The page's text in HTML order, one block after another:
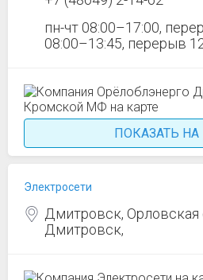
пн-чт 08:00–17:00,
08:00–13:45, перерыв
ПОКАЗАТЬ НА
Электросети
Дмитровск, Орловская
Дмитровск,